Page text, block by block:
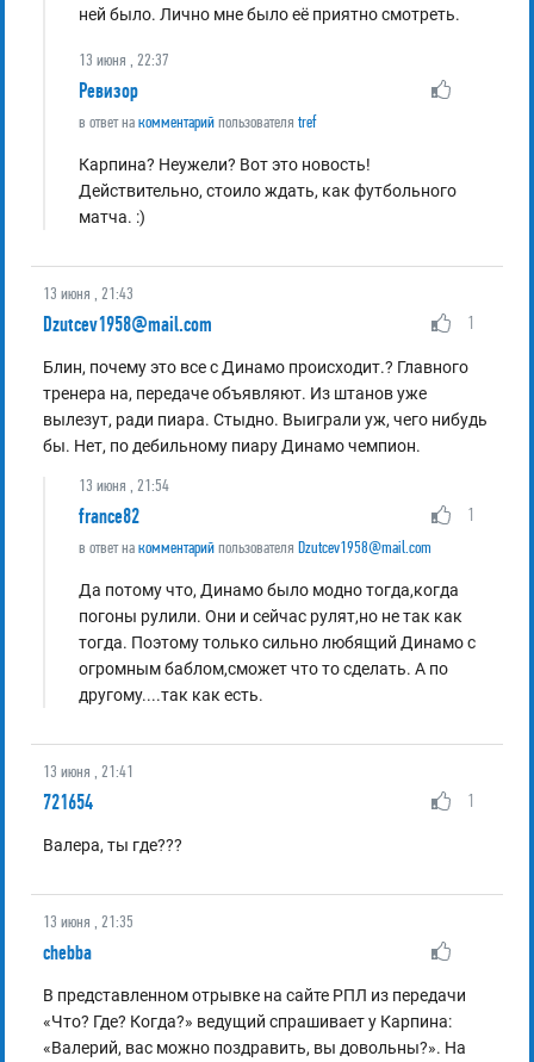
ней было. Лично мне было её приятно смотреть.
13 июня , 22:37
Ревизор
в ответ накомментарий пользователяtref
Карпина? Неужели? Вот это новость!
Действительно, стоило ждать, как футбольного
матча. :)
13 июня , 21:43
Dzutcev1958@mail.com 1
Блин, почему это все с Динамо происходит.? Главного
тренера на, передаче объявляют. Из штанов уже
вылезут, ради пиара. Стыдно. Выиграли уж, чего нибудь
бы. Нет, по дебильному пиару Динамо чемпион.
13 июня , 21:54
france82 1
в ответ накомментарий пользователяDzutcev1958@mail.com
Да потому что, Динамо было модно тогда,когда
погоны рулили. Они и сейчас рулят,но не так как
тогда. Поэтому только сильно любящий Динамо с
огромным баблом,сможет что то сделать. А по
другому....так как есть.
13 июня , 21:41
721654 1
Валера, ты где???
13 июня , 21:35
chebba
В представленном отрывке на сайте РПЛ из передачи
«Что? Где? Когда?» ведущий спрашивает у Карпина:
«Валерий, вас можно поздравить, вы довольны?». На